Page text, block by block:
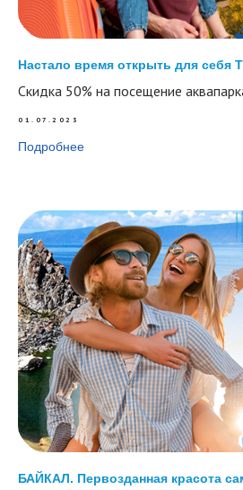
Настало время открыть для
Скидка 50% на посещение
01.07.2023
Подробнее
БАЙКАЛ. Первозданная красота